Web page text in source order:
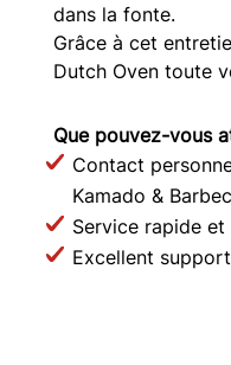
dans la fonte.
Grâce à cet
Dutch Oven toute
Que pouvez-vous
Contact
Kamado &
Service rapide
Excellent